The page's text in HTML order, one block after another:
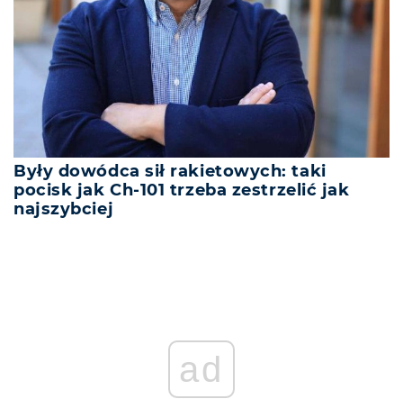
Były dowódca sił rakietowych: taki
pocisk jak Ch-101 trzeba zestrzelić jak
najszybciej
ad